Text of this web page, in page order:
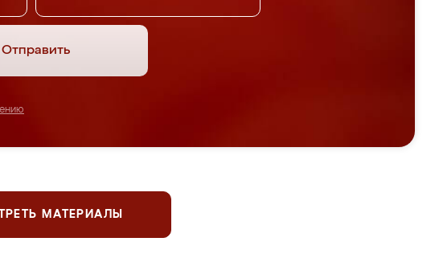
Отправить
МАТЕРИАЛЫ